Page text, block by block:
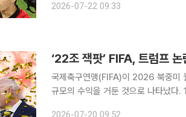
강렬했고 감시와 비판은 끊임없었다.
2026-07-22 09:33
‘22조 잭팟’ FIFA, 트럼프
국제축구연맹(FIFA)이 2026 북중미
규모의 수익을 거둔 것으로 나타났다. 18일(현지시간) 가디언에 따르면 잔니 인판티노 FIFA 회장은
2026-07-20 09:52